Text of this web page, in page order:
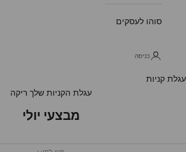
סוהו לעסקים
כניסה
עגלת קניות
עגלת הקניות שלך ריקה
מבצעי יולי